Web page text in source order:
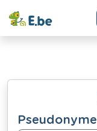
Pseudonyme